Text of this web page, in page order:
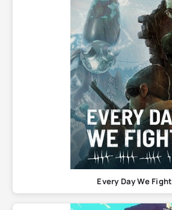
Every Day We Fight